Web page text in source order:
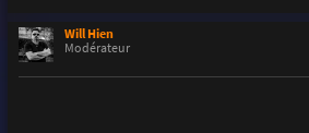
Will Hien
Modérateur